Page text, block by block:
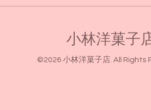
小林洋菓子
©2026 小林洋菓子店. All Rights